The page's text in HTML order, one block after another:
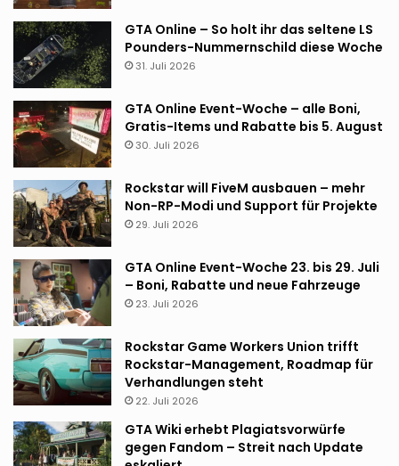
GTA Online – So holt ihr das seltene LS
Pounders-Nummernschild diese Woche
31. Juli 2026
GTA Online Event-Woche – alle Boni,
Gratis-Items und Rabatte bis 5. August
30. Juli 2026
Rockstar will FiveM ausbauen – mehr
Non-RP-Modi und Support für Projekte
29. Juli 2026
GTA Online Event-Woche 23. bis 29. Juli
– Boni, Rabatte und neue Fahrzeuge
23. Juli 2026
Rockstar Game Workers Union trifft
Rockstar-Management, Roadmap für
Verhandlungen steht
22. Juli 2026
GTA Wiki erhebt Plagiatsvorwürfe
gegen Fandom – Streit nach Update